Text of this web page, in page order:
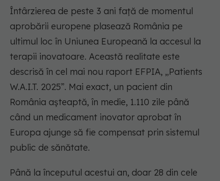
Întârzierea de peste 3 ani față de momentul
aprobării europene plasează România pe
ultimul loc în Uniunea Europeană la accesul la
terapii inovatoare. Această realitate este
descrisă în cel mai nou raport EFPIA, „Patients
W.A.I.T. 2025”. Mai exact, un pacient din
România așteaptă, în medie, 1.110 zile până
când un medicament inovator aprobat în
Europa ajunge să fie compensat prin sistemul
public de sănătate.
Până la începutul acestui an, doar 28 din cele